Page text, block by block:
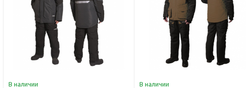
В наличии В наличии